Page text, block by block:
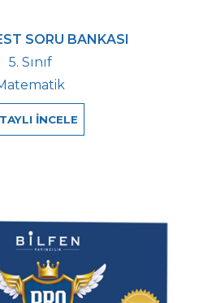
SORU BANKASI
5. Sınıf
İNCELE